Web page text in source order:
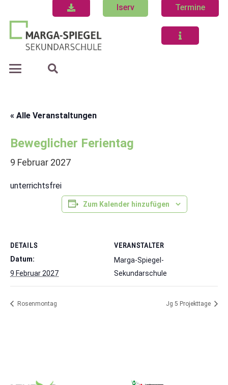
Iserv Termine
« Alle Veranstaltungen
Beweglicher Ferientag
9 Februar 2027
unterrichtsfrei
Zum Kalender hinzufügen
DETAILS
Datum:
9 Februar 2027
VERANSTALTER
Marga-Spiegel-
Sekundarschule
Rosenmontag Jg 5 Projekttage